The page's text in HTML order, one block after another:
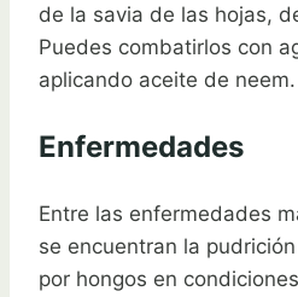
de la savia de las hojas,
Puedes combatirlos con
aplicando aceite de neem.
Enfermedades
Entre las enfermedades
se encuentran la
por hongos en